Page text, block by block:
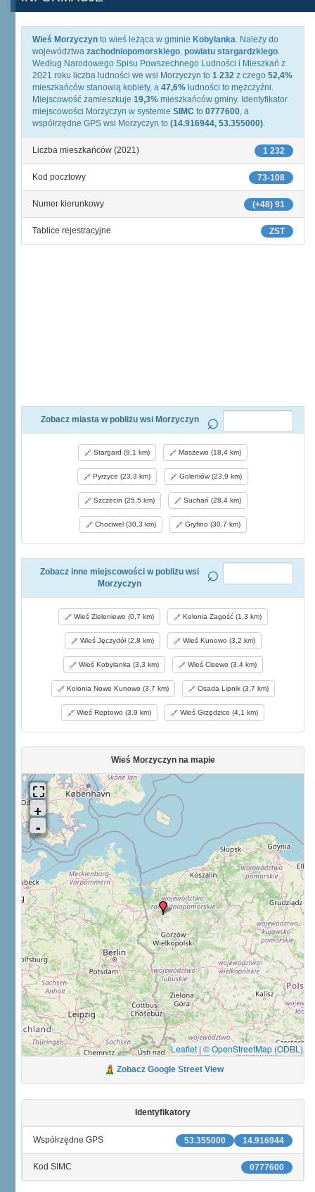
Wieś Morzyczyn to wieś leżąca w gminie Kobylanka. Należy do
województwa zachodniopomorskiego, powiatu stargardzkiego.
Według Narodowego Spisu Powszechnego Ludności i Mieszkań z
2021 roku liczba ludności we wsi Morzyczyn to 1 232 z czego 52,4%
mieszkańców stanowią kobiety, a 47,6% ludności to mężczyźni.
Miejscowość zamieszkuje 19,3% mieszkańców gminy. Identyfikator
miejscowości Morzyczyn w systemie SIMC to 0777600, a
współrzędne GPS wsi Morzyczyn to (14.916944, 53.355000).
1 232
Liczba mieszkańców (2021)
73-108
Kod pocztowy
(+48) 91
Numer kierunkowy
ZST
Tablice rejestracyjne
Zobacz miasta w pobliżu wsi Morzyczyn
Stargard (9,1 km) Maszewo (18,4 km)
Pyrzyce (23,3 km) Goleniów (23,9 km)
Szczecin (25,5 km) Suchań (28,4 km)
Chociwel (30,3 km) Gryfino (30,7 km)
Zobacz inne miejscowości w pobliżu wsi
Morzyczyn
Wieś Zieleniewo (0,7 km) Kolonia Zagość (1,3 km)
Wieś Jęczydół (2,8 km) Wieś Kunowo (3,2 km)
Wieś Kobylanka (3,3 km) Wieś Cisewo (3,4 km)
Kolonia Nowe Kunowo (3,7 km) Osada Lipnik (3,7 km)
Wieś Reptowo (3,9 km) Wieś Grzędzice (4,1 km)
Wieś Morzyczyn na mapie
Leaflet | © OpenStreetMap (ODBL)
Zobacz Google Street View
Identyfikatory
14.916944
53.355000
Współrzędne GPS
0777600
Kod SIMC